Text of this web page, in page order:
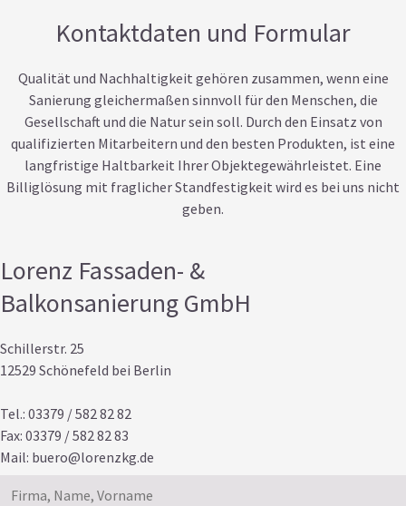
Kontaktdaten und Formular
Qualität und Nachhaltigkeit gehören zusammen, wenn eine
Sanierung gleichermaßen sinnvoll für den Menschen, die
Gesellschaft und die Natur sein soll. Durch den Einsatz von
qualifizierten Mitarbeitern und den besten Produkten, ist eine
langfristige Haltbarkeit Ihrer Objektegewährleistet. Eine
Billiglösung mit fraglicher Standfestigkeit wird es bei uns nicht
geben.
Lorenz Fassaden- &
Balkonsanierung GmbH
Schillerstr. 25
12529 Schönefeld bei Berlin
Tel.: 03379 / 582 82 82
Fax: 03379 / 582 82 83
Mail: buero@lorenzkg.de